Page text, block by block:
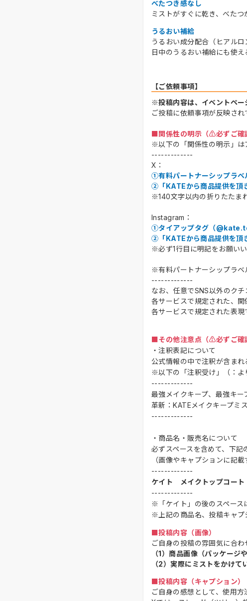
べたつき感なし
ミストがすぐに乾き、べたつ
うるおい補給
うるおい成分配合（ヒアルロ
日中のうるおい補給にも使え
【ご依頼事項】
※投稿内容は、イベントペー
ご投稿に依頼事項が反映さ
■関係性の明示（⚠️必ずご確
※以下の「関係性の明示」は
-------------
X：
①有料パートナーシップラベ
②「KATEから商品提供を頂
※140文字以内の折りたたま
Instagram：
①タイアップタグ（
②「KATEから商品提供を頂
※必ず1行目に明記をお願いい
※有料パートナーシップラベ
-------------
なお、任意でSNS以外のクチ
各サービスで規定された、関
各サービスで規定された表
■その他注意点（⚠️必ずご確
・注釈表記について
公式情報の中で注釈が含ま
※以下の「注釈受け」（：よ
-------------
最強メイクキープ、最強キ
革新：KATEメイクキープミ
-------------
・商品名・販売名について
必ずスペースを含めて、下記
（画像やキャプションに記
-------------
ケイト メイクトップコート
-------------
※「ケイト」の後のスペース
※上記の商品名、投稿キャプ
■投稿内容（画像）
ご自身の投稿の雰囲気に合
（1）商品画像（パッケージ
（2）実際にミストをかけて
■投稿内容（キャプション）
ご自身の感想として、使用